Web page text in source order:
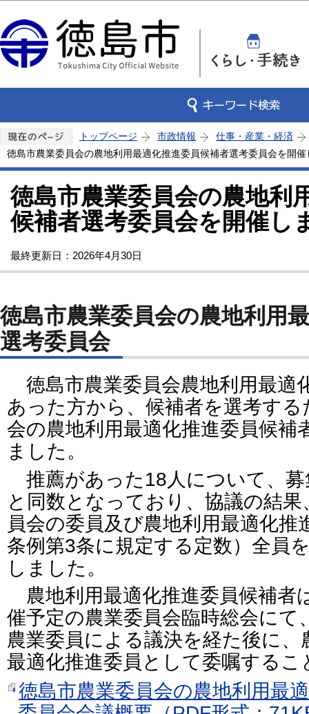
トップページ 市政情報
仕事・産業・経済
徳島市農業委員会の農地利用最適化推進委員候補者選考委員会を開催
徳島市農業委員会の農地利
候補者選考委員会を開催し
最終更新日：2026年4月30日
徳島市農業委員会の農地利用
選考委員会
徳島市農業委員会農地利用最適
あった方から、候補者を選考す
会の農地利用最適化推進委員候補
ました。
推薦があった18人について、募
と同数となっており、協議の結
員会の委員及び農地利用最適化推
条例第3条に規定する定数）全員
しました。
農地利用最適化推進委員候補者
催予定の農業委員会臨時総会にて
農業委員による議決を経た後に、
最適化推進委員として委嘱する
徳島市農業委員会の農地利用最